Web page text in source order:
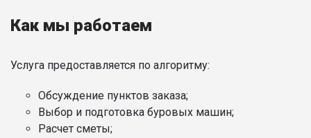
Как мы работаем
Услуга предоставляется по алгоритму:
Обсуждение пунктов заказа;
Выбор и подготовка буровых машин;
Расчет сметы;